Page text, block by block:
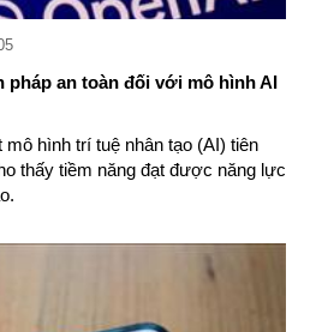
an toàn đối với mô hình AI
hình trí tuệ nhân tạo (AI) tiên
thấy tiềm năng đạt được năng lực